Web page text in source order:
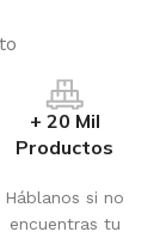
+ 20 Mil
Productos
Háblanos si no
encuentras tu